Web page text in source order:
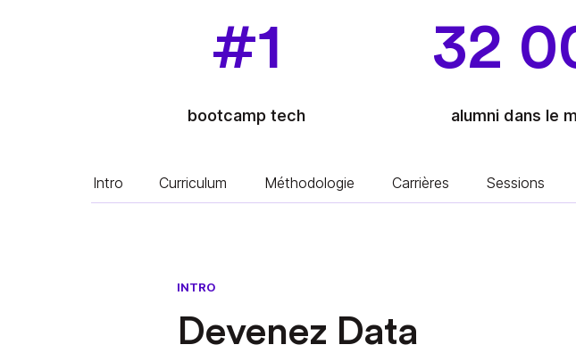
#1
bootcamp tech
32
alumni dans le
Intro Curriculum Méthodologie Carrières Sessions
INTRO
Devenez Data